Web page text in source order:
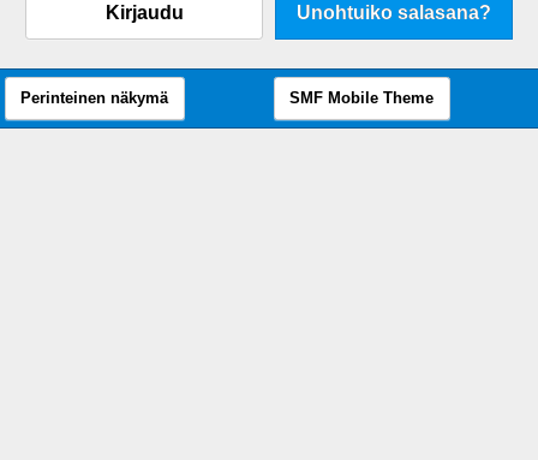
Kirjaudu Unohtuiko salasana?
Perinteinen näkymä SMF Mobile Theme